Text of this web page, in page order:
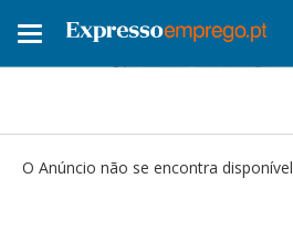
Toggle
O Anúncio não se encontra disponível